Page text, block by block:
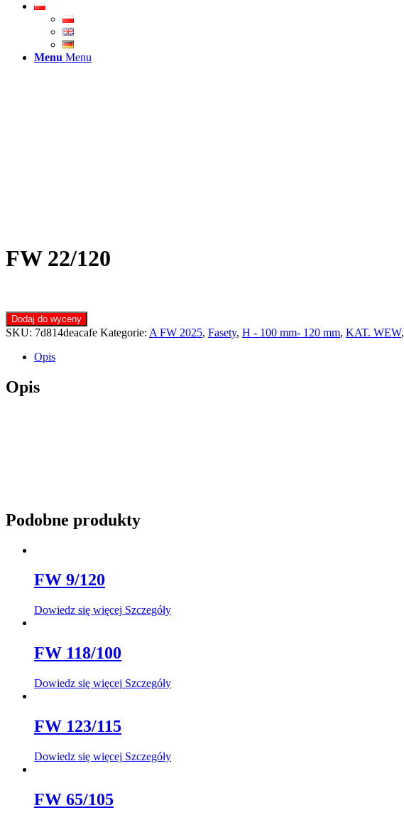
Menu Menu
FW 22/120
Dodaj do wyceny
SKU: 7d814deacafe Kategorie: A FW 2025, Fasety, H - 100 mm- 120 mm, KAT. WEW,
Opis
Opis
Podobne produkty
FW 9/120
Dowiedz się więcej Szczegóły
FW 118/100
Dowiedz się więcej Szczegóły
FW 123/115
Dowiedz się więcej Szczegóły
FW 65/105